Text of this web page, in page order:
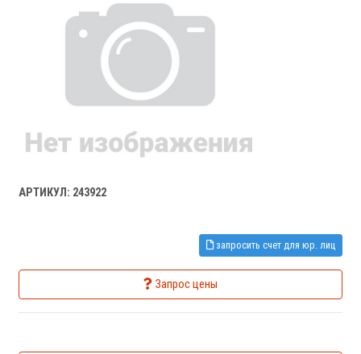
АРТИКУЛ: 243922
запросить счет для юр. лиц
Запрос цены